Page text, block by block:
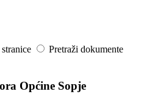
Pretraži dokumente
Općine Sopje